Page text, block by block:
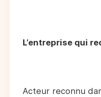
L’entreprise qui
Acteur reconnu